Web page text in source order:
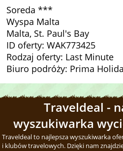
Soreda ***
Wyspa Malta
Malta, St. Paul's Bay
ID oferty: WAK773425
Rodzaj oferty: Last Minute
Biuro podróży: Prima
Traveldeal -
wyszukiwarka
Traveldeal to najlepsza wyszukiwarka
i klubów travelowych. Dzięki nam